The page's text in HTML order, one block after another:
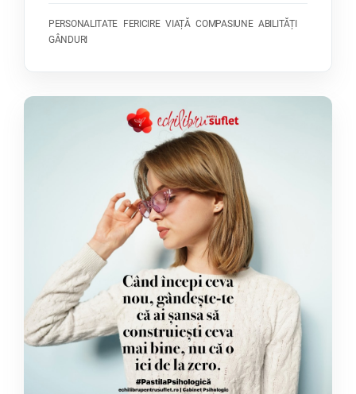
PERSONALITATE FERICIRE VIAȚĂ COMPASIUNE ABILITĂȚI
GÂNDURI